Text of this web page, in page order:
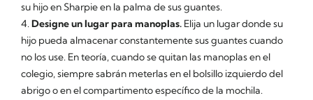
su hijo en Sharpie en la palma de sus guantes.
4.Designe un lugar para manoplas. Elija un lugar donde su
hijo pueda almacenar constantemente sus guantes cuando
no los use. En teoría, cuando se quitan las manoplas en el
colegio, siempre sabrán meterlas en el bolsillo izquierdo del
abrigo o en el compartimento específico de la mochila.